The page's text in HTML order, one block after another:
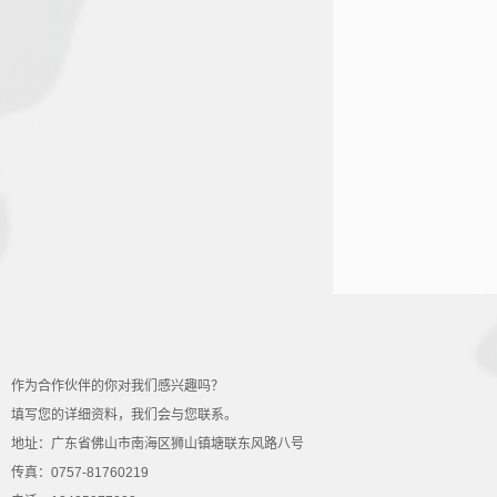
作为合作伙伴的你对我们感兴趣吗？
填写您的详细资料，我们会与您联系。
地址：广东省佛山市南海区狮山镇塘联东风路八号
传真：0757-81760219